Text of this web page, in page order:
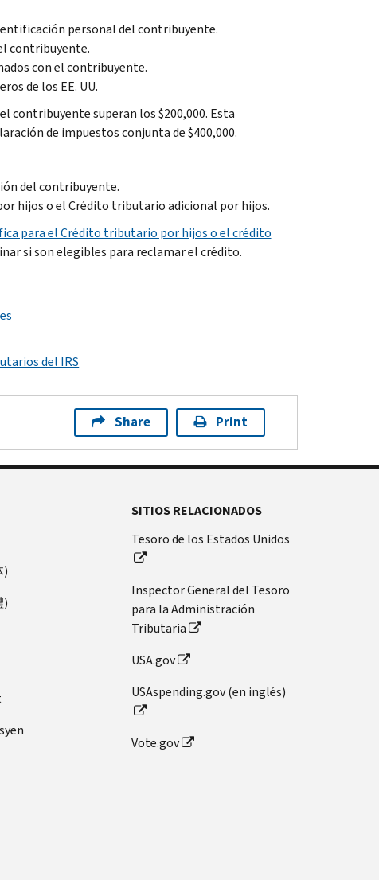
personal del contribuyente.
contribuyente.
con el contribuyente.
de los EE. UU.
contribuyente superan los $200,000. Esta
de impuestos conjunta de $400,000.
del contribuyente.
hijos o el Crédito tributario adicional por hijos.
para el Crédito tributario por hijos o el crédito
si son elegibles para reclamar el crédito.
del IRS
Share Print
)
)
SITIOS RELACIONADOS
Tesoro de los Estados Unidos
Inspector General del Tesoro
para la Administración
Tributaria
USA.gov
USAspending.gov (en inglés)
Vote.gov